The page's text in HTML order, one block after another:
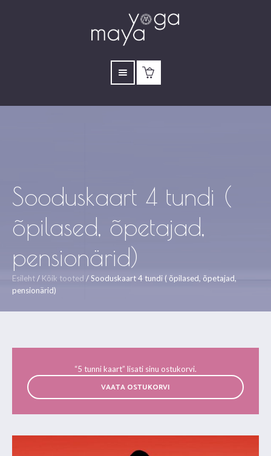
Sooduskaart 4 tundi (
õpilased, õpetajad,
pensionärid)
Esileht/ Kõik tooted / Sooduskaart 4 tundi ( õpilased, õpetajad,
pensionärid)
“5 tunni kaart” lisati sinu ostukorvi.
VAATA OSTUKORVI